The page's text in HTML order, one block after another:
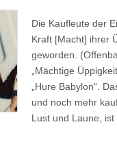
Die Kaufleute der
Kraft [Macht] ihrer
geworden.
„Mächtige
„Hure Babylon“.
und noch mehr
Lust und Laune, ist